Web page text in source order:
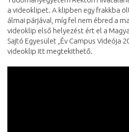
a videoklipet. A klipben egy frakkba
álmai párjával, míg fel nem ébred a
videoklip első helyezést ért el a
Sajtó Egyesület „Év Campus Videója
videoklip itt megtekithető.